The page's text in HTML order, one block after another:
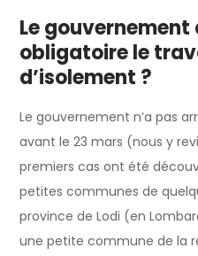
Le
obligatoire le
d’isolement ?
Le gouvernement n’a pas
avant le 23 mars (nous y
premiers cas ont été
petites communes de
province de Lodi (en
une petite commune de la